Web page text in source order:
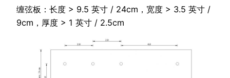
缠弦板：长度 > 9.5 英寸 / 24cm，宽度 > 3.5 英寸 /
9cm，厚度 > 1 英寸 / 2.5cm